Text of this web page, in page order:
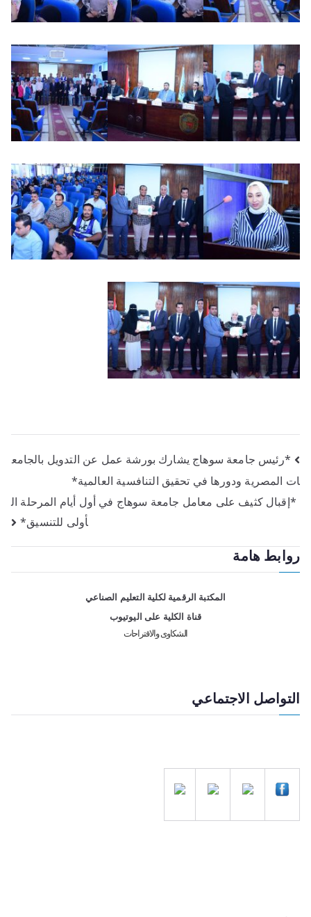
*رئيس جامعة سوهاج يشارك بورشة عمل عن التدويل بالجامع
ات المصرية ودورها في تحقيق التنافسية العالمية*
*إقبال كثيف على معامل جامعة سوهاج في أول أيام المرحلة ال
أولى للتنسيق*
روابط هامة
المكتبة الرقمية لكلية التعليم الصناعي
قناة الكلية على اليوتيوب
الشكاوى والاقتراحات
التواصل الاجتماعي